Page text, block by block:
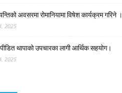
अवसरमा रोमानियामा विषेश कार्यक्रम गरिने ।
2025
थापाको उपचारका लागी आर्थिक सहयोग।
2025